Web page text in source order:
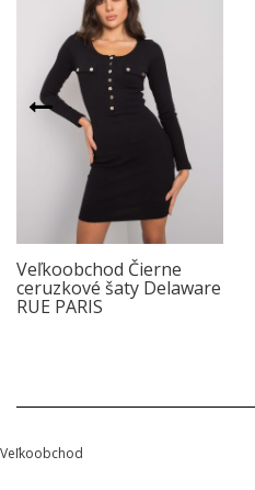
Veľkoobchod Čierne
ceruzkové šaty Delaware
RUE PARIS
Veľkoobchod